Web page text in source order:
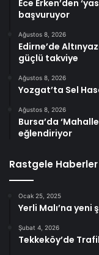
Ece Erken’den
başvuruyor
Ağustos 8, 2026
Edirne’de
güçlü takviye
Ağustos 8, 2026
Yozgat’ta Sel
Ağustos 8, 2026
Bursa’da
eğlendiriyor
Rastgele Haberler
Ocak 25, 2025
Yerli Malı’na
Şubat 4, 2026
Tekkeköy’de